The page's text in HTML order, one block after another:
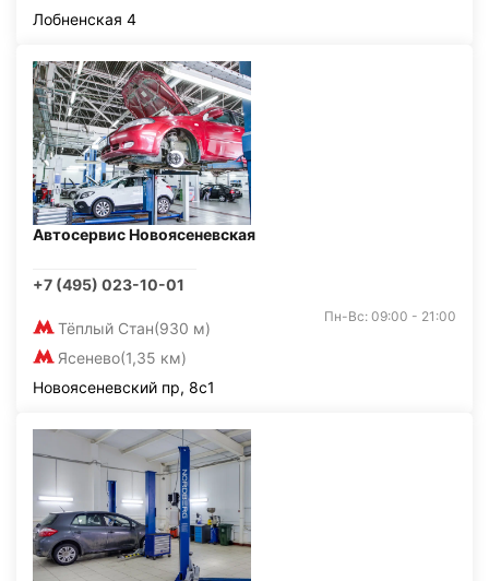
Лобненская 4
Автосервис Новоясеневская
+7 (495) 023-10-01
Тёплый Стан(930 м)
Ясенево(1,35 км)
Пн-Вс: 09:00 - 21:00
Новоясеневский пр, 8с1